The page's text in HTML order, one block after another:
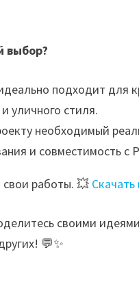
выбор?
подходит для
уличного стиля.
необходимый
и совместимость с
свои работы. 💥
своими
💬✨